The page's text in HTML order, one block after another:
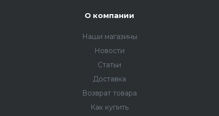
О компании
Наши магазины
Новости
Статьи
Доставка
Возврат товара
Как купить